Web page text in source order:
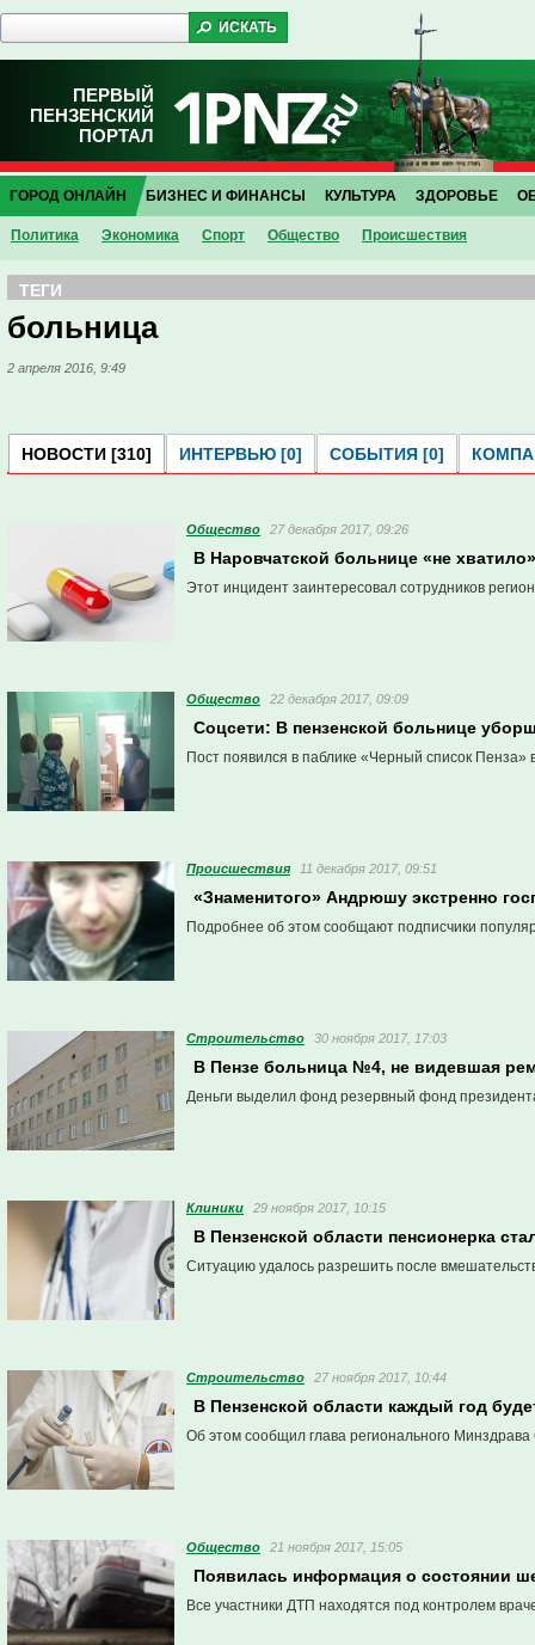
ПЕРВЫЙ
ПЕНЗЕНСКИЙ
ПОРТАЛ
ГОРОД ОНЛАЙН
Политика Экономика Спорт Общество Проиcшествия
БИЗНЕС И ФИНАНСЫ КУЛЬТУРА ЗДОРОВЬЕ
ТЕГИ
больница
2 апреля 2016, 9:49
НОВОСТИ [310] ИНТЕРВЬЮ [0] СОБЫТИЯ [0]
Общество 27 декабря 2017, 09:26
В Наровчатской больнице «не
Этот инцидент заинтересовал сотрудников
Общество 22 декабря 2017, 09:09
Cоцсети: В пензенской больнице
Пост появился в паблике «Черный список Пенза»
Проиcшествия 11 декабря 2017, 09:51
«Знаменитого» Андрюшу экстренно
Подробнее об этом сообщают подписчики
Строительство 30 ноября 2017, 17:03
В Пензе больница №4, не видевшая
Деньги выделил фонд резервный фонд
Клиники 29 ноября 2017, 10:15
В Пензенской области пенсионерка
Ситуацию удалось разрешить после
Строительство 27 ноября 2017, 10:44
В Пензенской области каждый год
Об этом сообщил глава регионального Минздрава
Общество 21 ноября 2017, 15:05
Появилась информация о состоянии
Все участники ДТП находятся под контролем